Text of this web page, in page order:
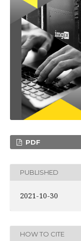
PDF
PUBLISHED
2021-10-30
HOW TO CITE